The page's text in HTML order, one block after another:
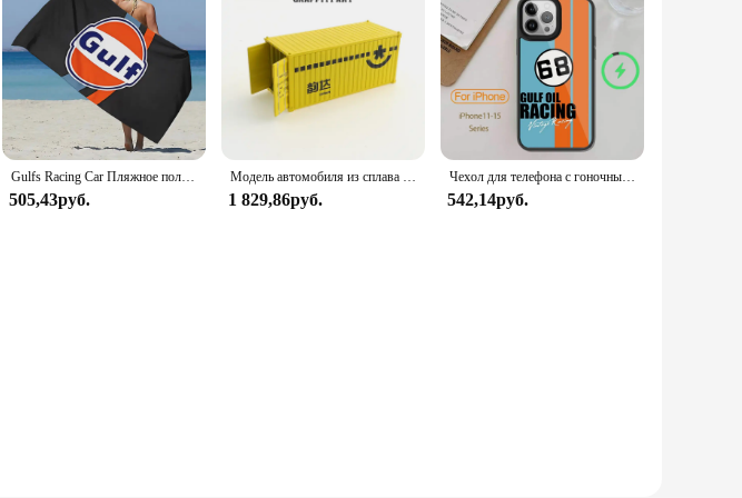
Gulfs Racing Car Пляжное полотенце из микрофибры без песка Быстросохнущие мягкие пескозащитные полотенца для бассейна Подарок для женщин Путешествия Тренажерный зал Душ Кемпинг
505,43руб.
Модель автомобиля из сплава TIME MICRO 1/64, 20 дюймов, литье под давлением краски в контейнере, модель автомобиля «голф маслом» TB640112, Коллекционная модель автомобиля из сплава
1 829,86руб.
Чехол для телефона с гоночным автомобилем, для iPhone 14 13 12 11 15 Pro Max Plus Mini Magsafe
542,14руб.